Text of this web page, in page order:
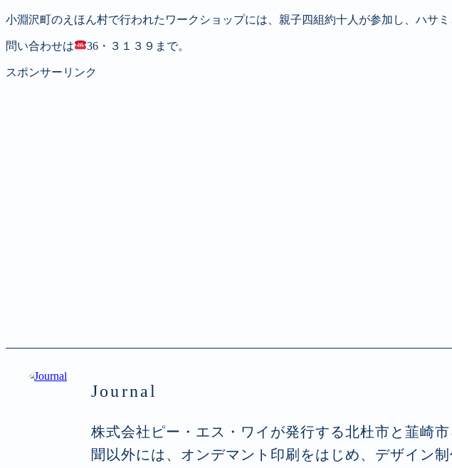
小淵沢町のえほん村で行われたワークショップには、親子四組約十人が参加し、ハサ
問い合わせは 36・３１３９まで。
スポンサーリンク
Journal
株式会社ピー・エス・ワイが発行する北杜市と韮崎
聞以外には、オンデマント印刷をはじめ、デザイン